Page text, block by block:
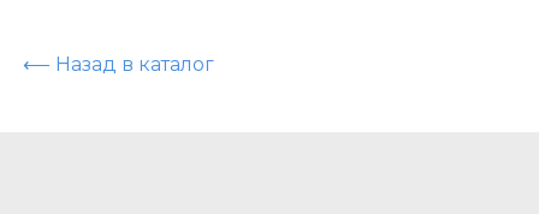
⟵ Назад в каталог